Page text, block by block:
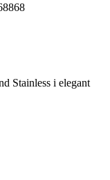
Stainless i elegant